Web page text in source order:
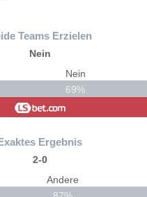
Teams Erzielen
Nein
Nein
69%
Ergebnis
2-0
Andere